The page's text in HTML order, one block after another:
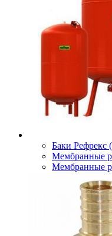
Баки Рефрекс
Мембранные
Мембранные